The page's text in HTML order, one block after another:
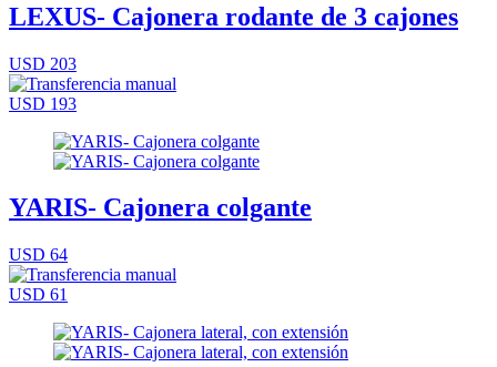
LEXUS- Cajonera rodante de 3 cajones
USD 203
USD 193
YARIS- Cajonera colgante
USD 64
USD 61